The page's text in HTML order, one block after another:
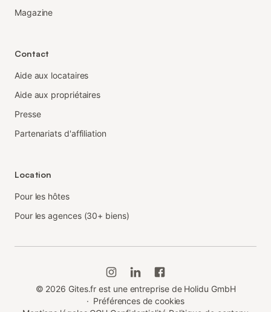
Magazine
Contact
Aide aux locataires
Aide aux propriétaires
Presse
Partenariats d'affiliation
Location
Pour les hôtes
Pour les agences (30+ biens)
© 2026 Gites.fr est une entreprise de Holidu GmbH
· Préférences de cookies